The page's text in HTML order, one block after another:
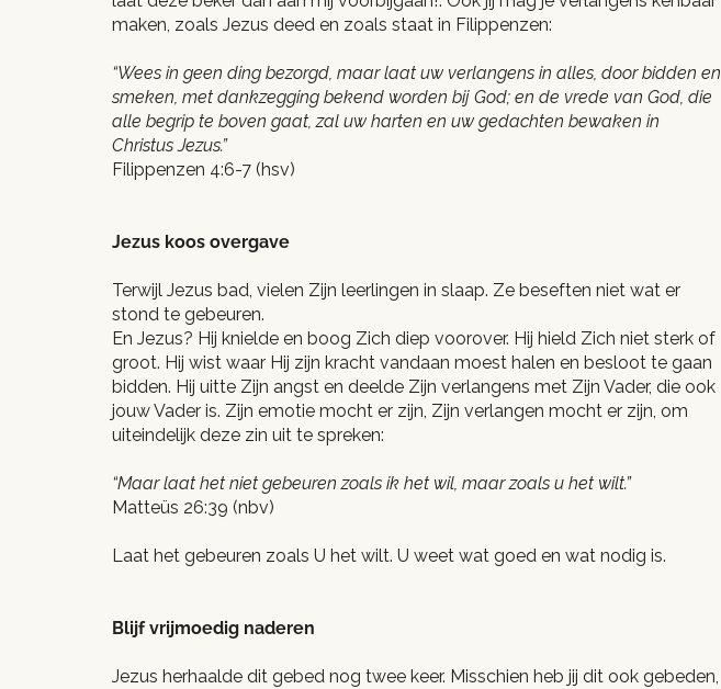
maken, zoals Jezus deed en zoals staat in Filippenzen:
“Wees in geen ding bezorgd, maar laat uw verlangens in alles, door bidden en
smeken, met dankzegging bekend worden bij God; en de vrede van God, die
alle begrip te boven gaat, zal uw harten en uw gedachten bewaken in
Christus Jezus.”
Filippenzen 4:6-7 (hsv)
Jezus koos overgave
Terwijl Jezus bad, vielen Zijn leerlingen in slaap. Ze beseften niet wat er
stond te gebeuren.
En Jezus? Hij knielde en boog Zich diep voorover. Hij hield Zich niet sterk of
groot. Hij wist waar Hij zijn kracht vandaan moest halen en besloot te gaan
bidden. Hij uitte Zijn angst en deelde Zijn verlangens met Zijn Vader, die ook
jouw Vader is. Zijn emotie mocht er zijn, Zijn verlangen mocht er zijn, om
uiteindelijk deze zin uit te spreken:
“Maar laat het niet gebeuren zoals ik het wil, maar zoals u het wilt.”
Matteüs 26:39 (nbv)
Laat het gebeuren zoals U het wilt. U weet wat goed en wat nodig is.
Blijf vrijmoedig naderen
Jezus herhaalde dit gebed nog twee keer. Misschien heb jij dit ook gebeden,